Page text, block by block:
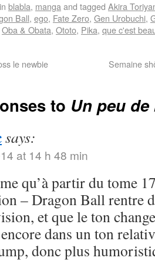
blabla, manga and tagged Akira
Ball, ego, Fate Zero, Gen Urobuchi,
Oba & Obata, Ototo, Pika, que c'est
le newbie Semaine
to Un peu
says:
at 14 h 48 min
qu’à partir du tome
– Dragon Ball rentre
et que le ton
dans un ton
donc plus